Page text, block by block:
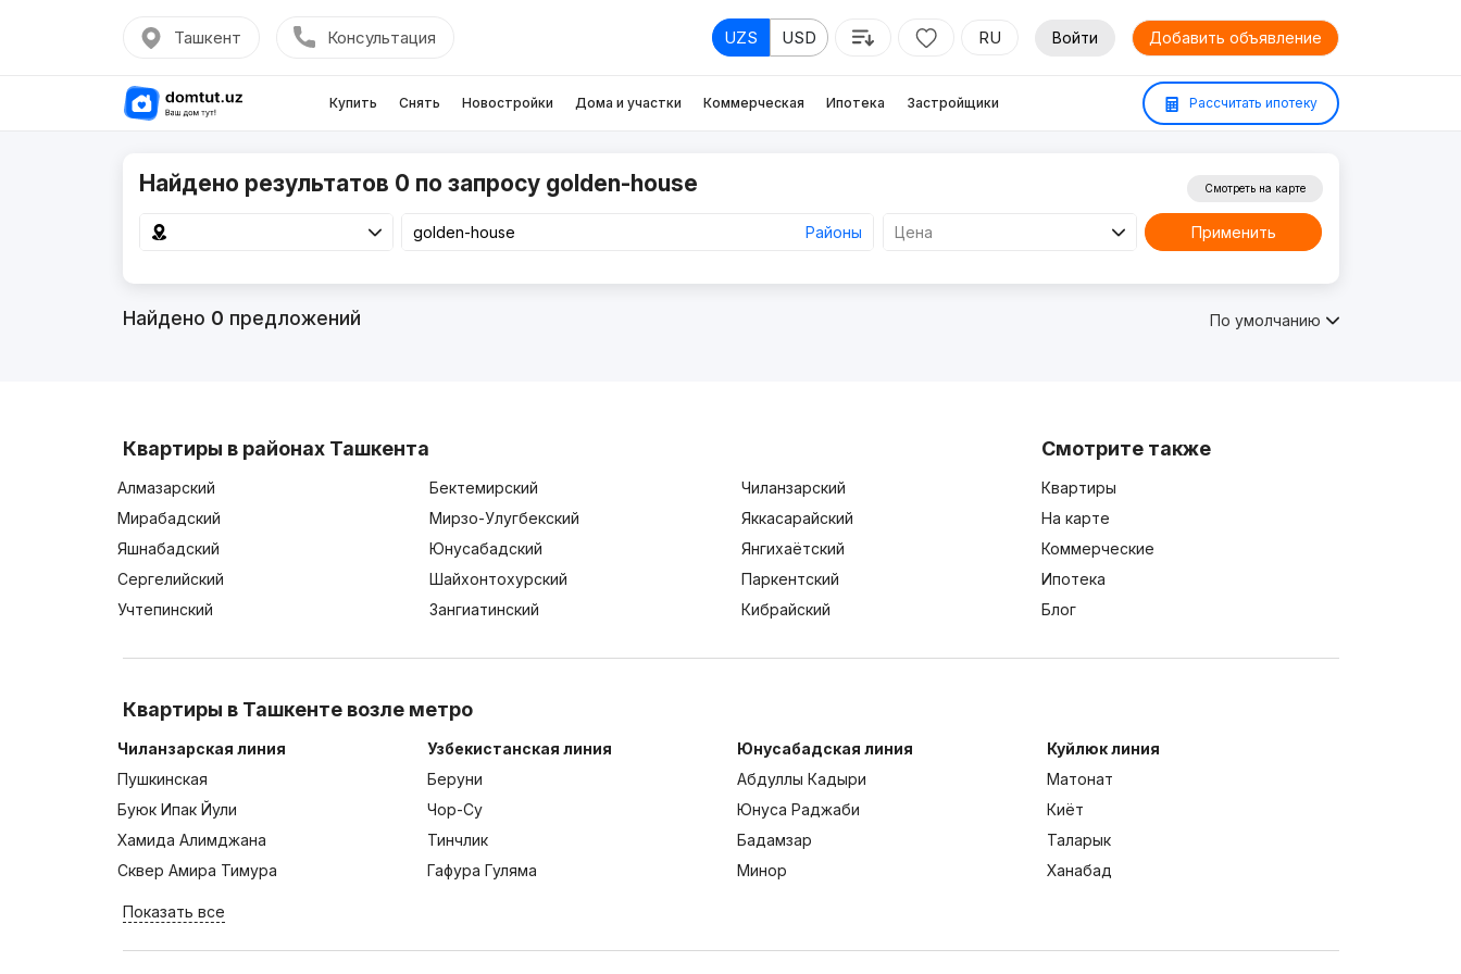
Ташкент Консультация UZS USD RU Войти Добавить объявление
Купить Снять Новостройки Дома и участки Коммерческая Ипотека Застройщики Рассчитать ипотеку
Найдено результатов 0 по запросу golden-house
Районы Цена
Смотреть на карте
Применить
Найдено 0 предложений По умолчанию
Квартиры в районах Ташкента
Алмазарский Бектемирский
Чиланзарский
Мирабадский
Мирзо-Улугбекский
Яккасарайский
Яшнабадский
Юнусабадский
Янгихаётский
Сергелийский
Шайхонтохурский
Паркентский
Учтепинский
Зангиатинский Кибрайский
Смотрите также
Квартиры
На карте
Коммерческие
Ипотека
Блог
Квартиры в Ташкенте возле метро
Чиланзарская линия
Пушкинская
Буюк Ипак Йули
Хамида Алимджана
Сквер Амира Тимура
Узбекистанская линия
Беруни
Чор-Су
Тинчлик
Гафура Гуляма
Юнусабадская линия
Абдуллы Кадыри
Юнуса Раджаби
Бадамзар
Минор
Куйлюк линия
Матонат
Киёт
Таларык
Ханабад
Показать все